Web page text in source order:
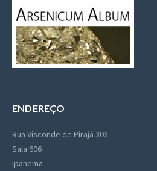
ENDEREÇO
Rua Visconde de Pirajá 303
Sala 606
Ipanema